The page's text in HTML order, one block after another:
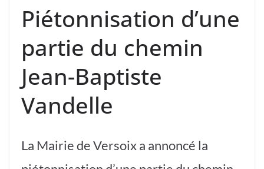
Piétonnisation d’une
partie du chemin
Jean-Baptiste
Vandelle
La Mairie de Versoix a annoncé la